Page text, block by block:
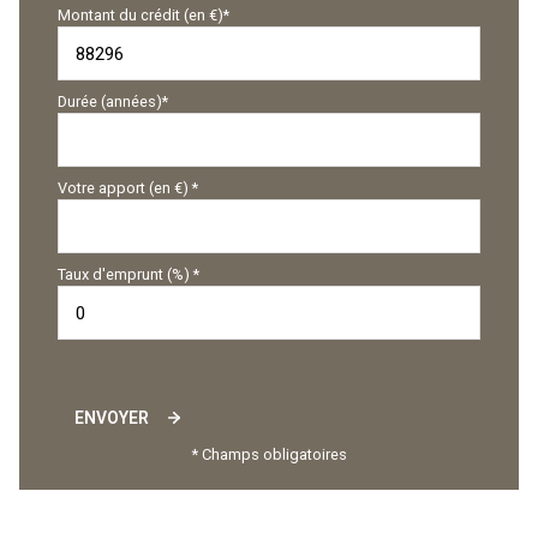
Montant du crédit (en €)*
Durée (années)*
Votre apport (en €) *
Taux d'emprunt (%) *
ENVOYER
* Champs obligatoires